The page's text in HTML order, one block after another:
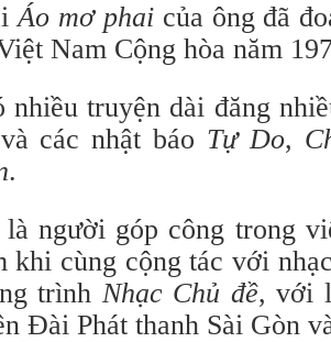
Áo mơ phaicủa ông đã
Nam Cộng hòa năm
nhiều truyện dài đăng
các nhật báo Tự Do,
.
là người góp công trong
khi cùng cộng tác với
trình Nhạc Chủ đề, với
Đài Phát thanh Sài Gòn